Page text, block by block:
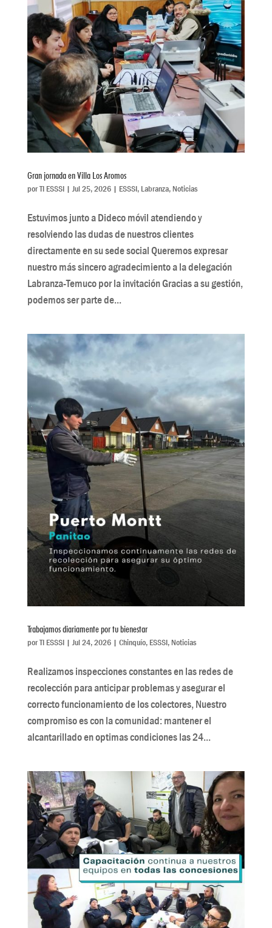
Gran jornada en Villa Los Aromos
porTI ESSSI| Jul 25, 2026| ESSSI, Labranza,Noticias
Estuvimos junto a Dideco móvil atendiendo y
resolviendo las dudas de nuestros clientes
directamente en su sede social Queremos expresar
nuestro más sincero agradecimiento a la delegación
Labranza-Temuco por la invitación Gracias a su gestión,
podemos ser parte de...
Trabajamos diariamente por tu bienestar
porTI ESSSI| Jul 24, 2026| Chinquío, ESSSI,Noticias
Realizamos inspecciones constantes en las redes de
recolección para anticipar problemas y asegurar el
correcto funcionamiento de los colectores, Nuestro
compromiso es con la comunidad: mantener el
alcantarillado en optimas condiciones las 24...